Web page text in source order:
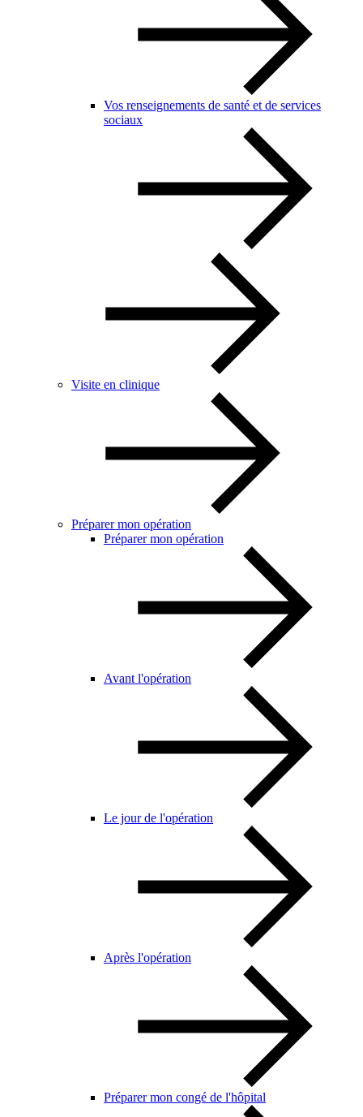
Vos renseignements de santé et de services
sociaux
Visite en clinique
Préparer mon opération
Préparer mon opération
Avant l'opération
Le jour de l'opération
Après l'opération
Préparer mon congé de l'hôpital